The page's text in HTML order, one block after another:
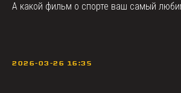
А какой фильм о спорте ваш самый
2026-03-26 16:35